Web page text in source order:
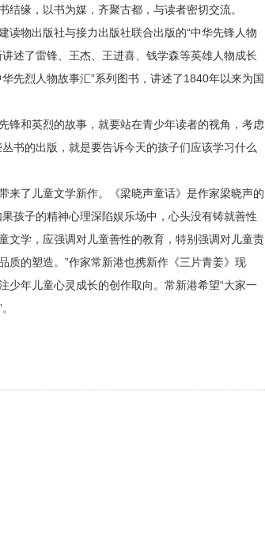
缘，以书为媒，齐聚古都，与读者密切交流。
物出版社与接力出版社联合出版的“中华先锋人物
述了雷锋、王杰、王进喜、钱学森等英雄人物成长
先烈人物故事汇”系列图书，讲述了1840年以来为国
和英烈的故事，就要站在青少年读者的视角，考虑
书的出版，就是要告诉今天的孩子们应该学习什么
了儿童文学新作。《梁晓声童话》是作家梁晓声的
孩子的精神心理深陷娱乐场中，心头没有铸就善性
文学，应强调对儿童善性的教育，特别强调对儿童责
质的塑造。”作家常新港也携新作《三片青姜》现
少年儿童心灵成长的创作取向。常新港希望“大家一